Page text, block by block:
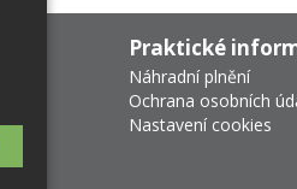
Praktické
Náhradní plnění
Ochrana osobních
Nastavení cookies